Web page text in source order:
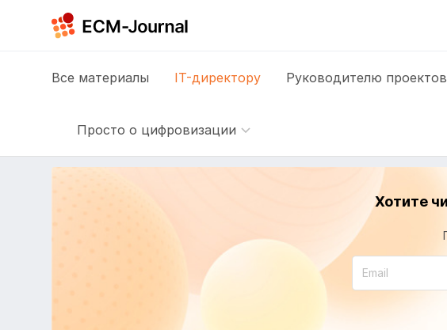
Все материалы IT-директору Руководителю проектов
Просто о цифровизации
Хотите